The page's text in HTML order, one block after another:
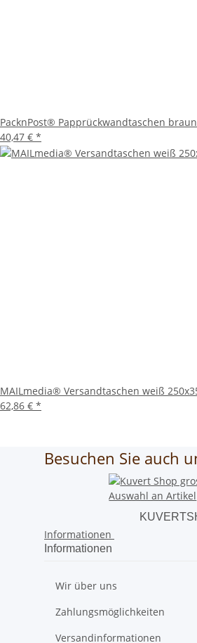
PacknPost® Papprückwandtaschen
40,47 € *
MAILmedia® Versandtaschen weiß
62,86 € *
Besuchen Sie auch
Informationen
Informationen
Wir über uns
Zahlungsmöglichkeiten
Versandinformationen